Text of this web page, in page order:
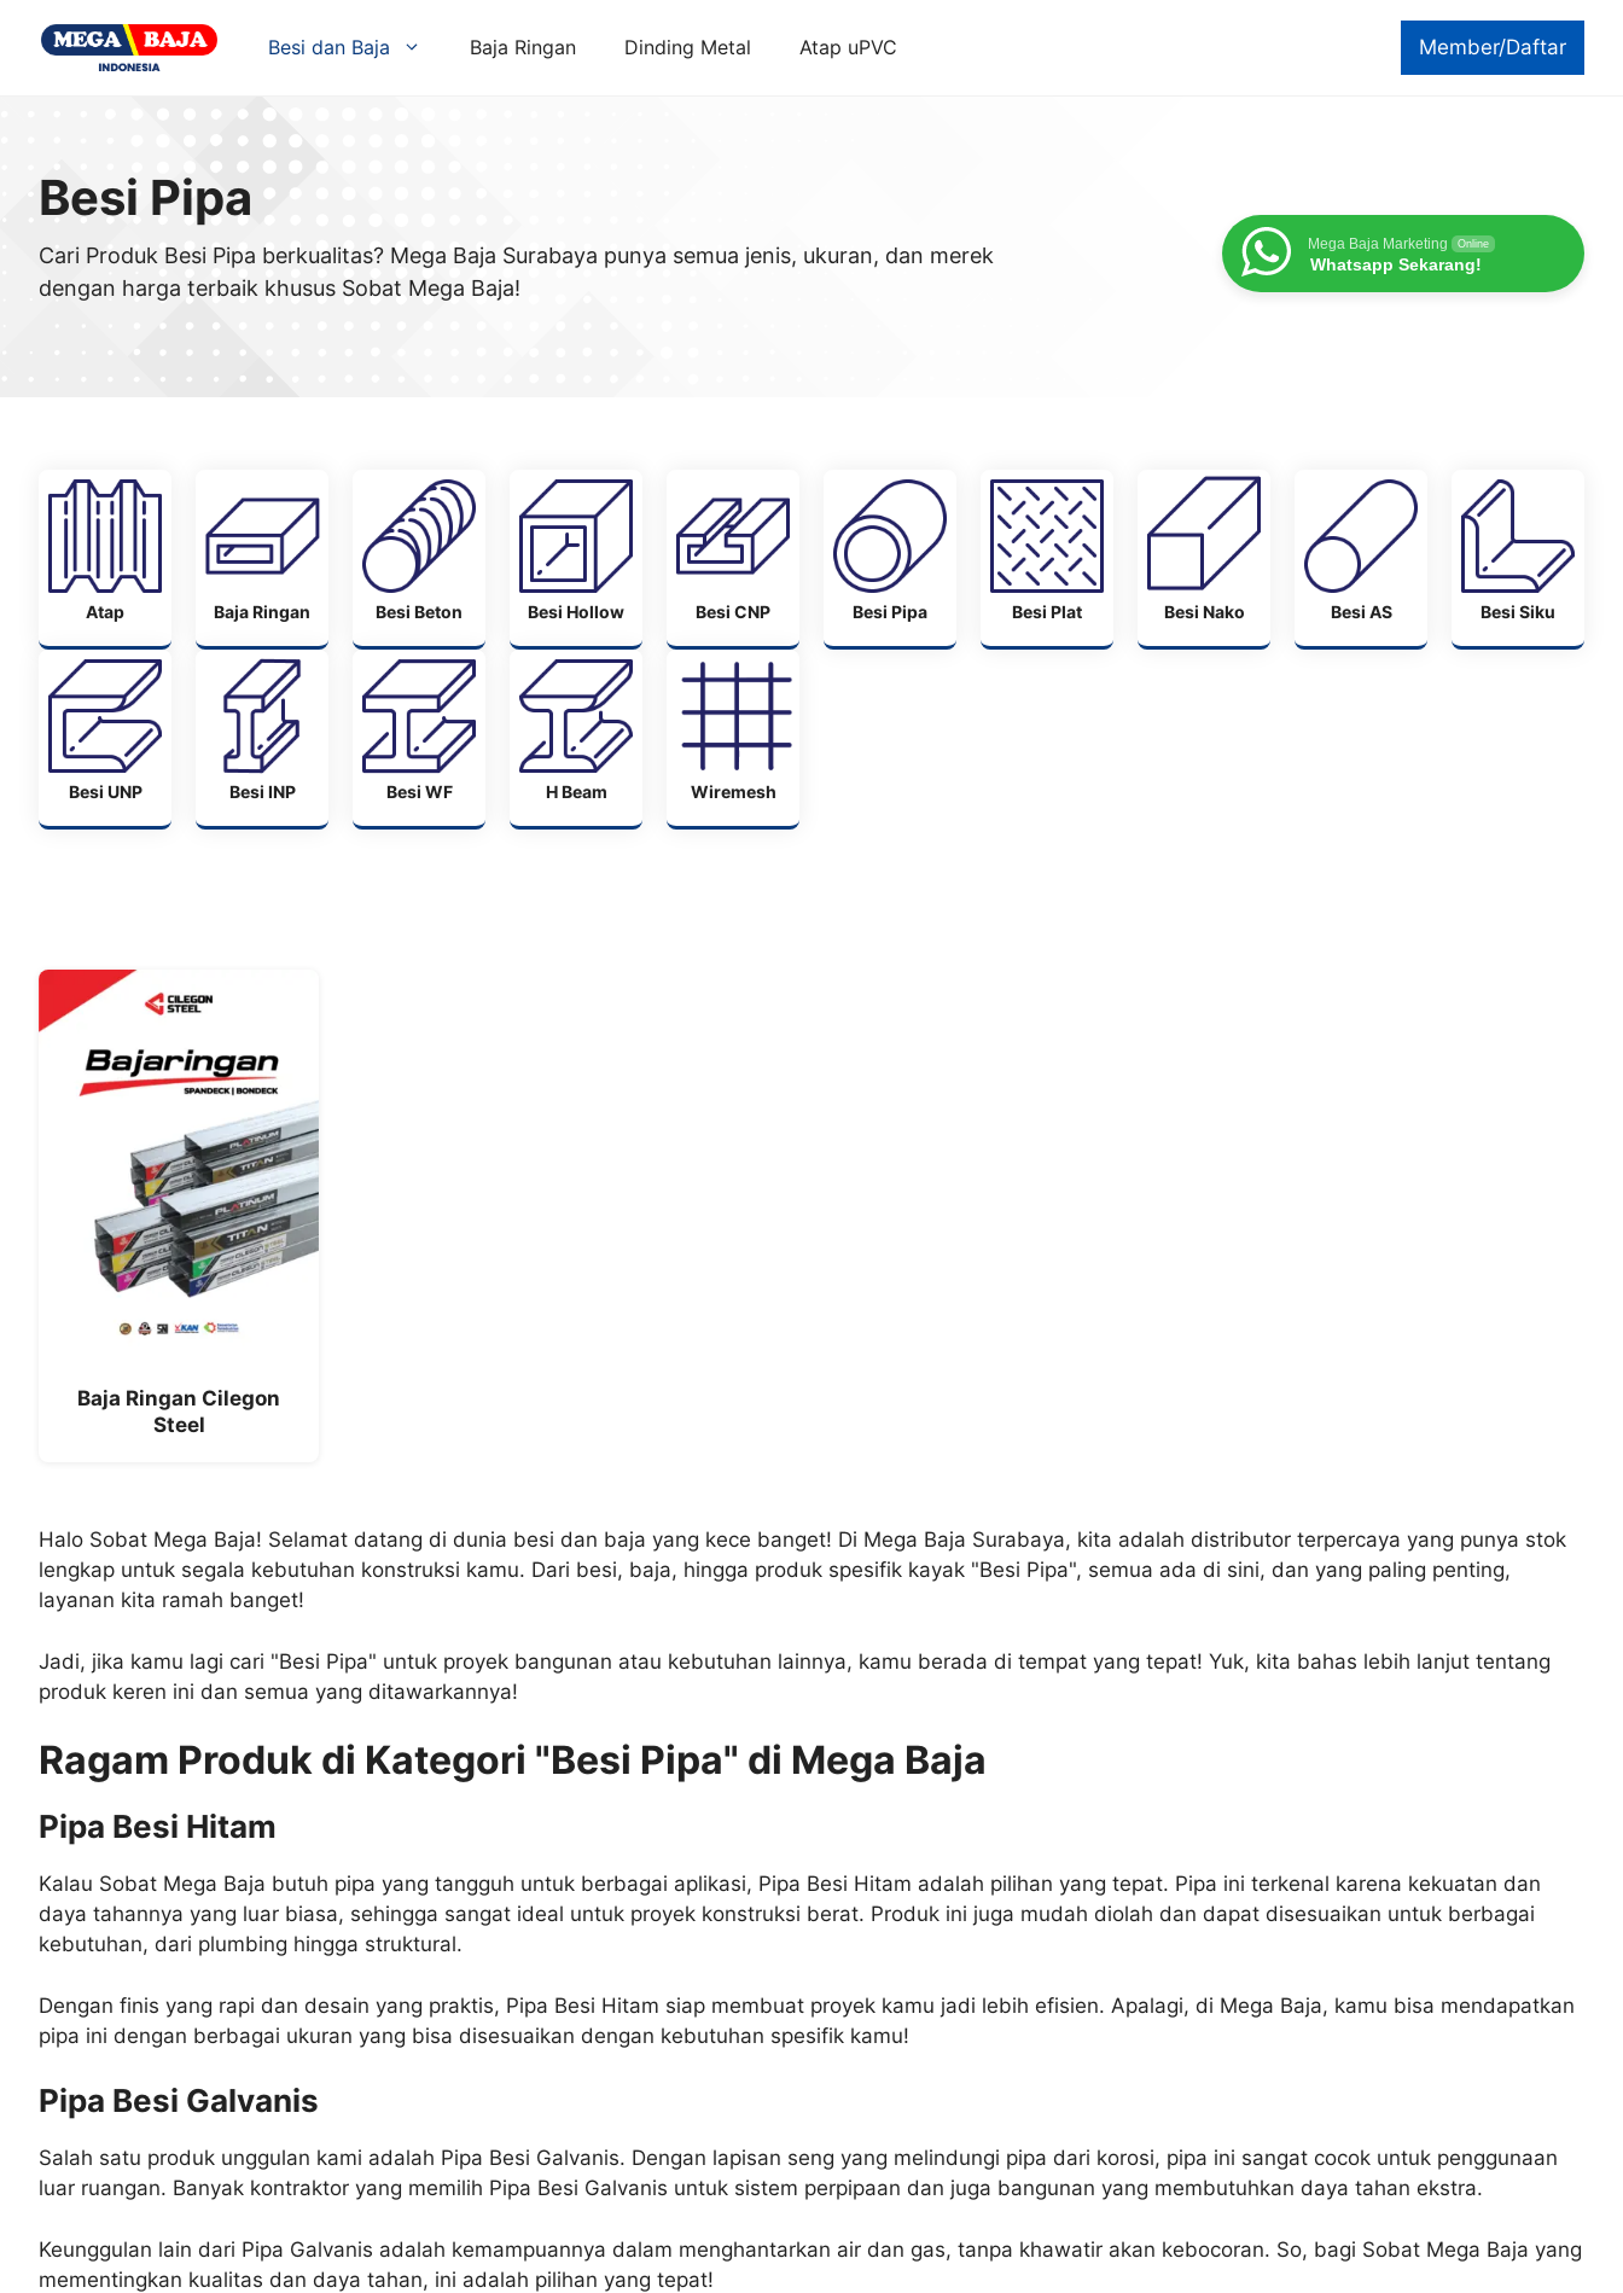
Member/Daftar
Besi dan Baja Baja Ringan Dinding Metal Atap uPVC
Besi Pipa
Cari Produk Besi Pipa berkualitas? Mega Baja Surabaya punya semua jenis, ukuran, dan merek
dengan harga terbaik khusus Sobat Mega Baja!
Mega Baja Marketing Online
Whatsapp Sekarang!
Atap Baja Ringan Besi Beton Besi Hollow Besi CNP Besi Pipa Besi Plat Besi Nako Besi AS Besi Siku
Besi UNP Besi INP Besi WF H Beam Wiremesh
Baja Ringan Cilegon
Steel
Halo Sobat Mega Baja! Selamat datang di dunia besi dan baja yang kece banget! Di Mega Baja Surabaya, kita adalah distributor terpercaya yang punya stok
lengkap untuk segala kebutuhan konstruksi kamu. Dari besi, baja, hingga produk spesifik kayak "Besi Pipa", semua ada di sini, dan yang paling penting,
layanan kita ramah banget!
Jadi, jika kamu lagi cari "Besi Pipa" untuk proyek bangunan atau kebutuhan lainnya, kamu berada di tempat yang tepat! Yuk, kita bahas lebih lanjut tentang
produk keren ini dan semua yang ditawarkannya!
Ragam Produk di Kategori "Besi Pipa" di Mega Baja
Pipa Besi Hitam
Kalau Sobat Mega Baja butuh pipa yang tangguh untuk berbagai aplikasi, Pipa Besi Hitam adalah pilihan yang tepat. Pipa ini terkenal karena kekuatan dan
daya tahannya yang luar biasa, sehingga sangat ideal untuk proyek konstruksi berat. Produk ini juga mudah diolah dan dapat disesuaikan untuk berbagai
kebutuhan, dari plumbing hingga struktural.
Dengan finis yang rapi dan desain yang praktis, Pipa Besi Hitam siap membuat proyek kamu jadi lebih efisien. Apalagi, di Mega Baja, kamu bisa mendapatkan
pipa ini dengan berbagai ukuran yang bisa disesuaikan dengan kebutuhan spesifik kamu!
Pipa Besi Galvanis
Salah satu produk unggulan kami adalah Pipa Besi Galvanis. Dengan lapisan seng yang melindungi pipa dari korosi, pipa ini sangat cocok untuk penggunaan
luar ruangan. Banyak kontraktor yang memilih Pipa Besi Galvanis untuk sistem perpipaan dan juga bangunan yang membutuhkan daya tahan ekstra.
Keunggulan lain dari Pipa Galvanis adalah kemampuannya dalam menghantarkan air dan gas, tanpa khawatir akan kebocoran. So, bagi Sobat Mega Baja yang
mementingkan kualitas dan daya tahan, ini adalah pilihan yang tepat!